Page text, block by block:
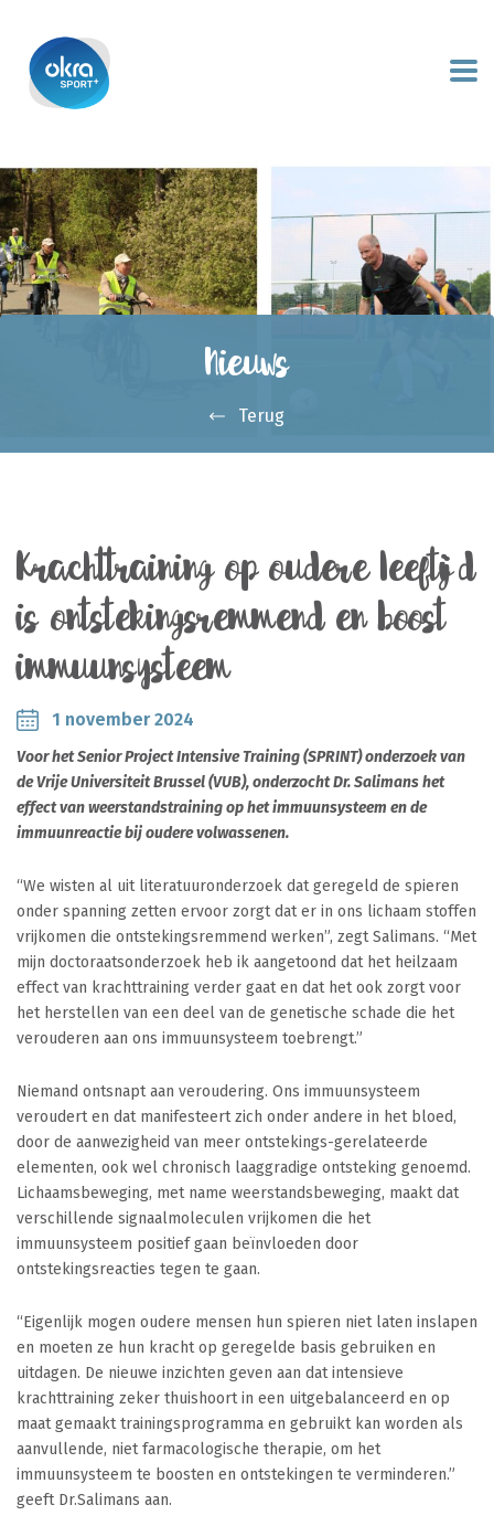
Nieuws
Terug
Krachttraining op oudere leeftijd
is ontstekingsremmend en boost
immuunsysteem
1 november 2024
Voor het Senior Project Intensive Training (SPRINT) onderzoek van
de Vrije Universiteit Brussel (VUB), onderzocht Dr. Salimans het
effect van weerstandstraining op het immuunsysteem en de
immuunreactie bij oudere volwassenen.
“We wisten al uit literatuuronderzoek dat geregeld de spieren
onder spanning zetten ervoor zorgt dat er in ons lichaam stoffen
vrijkomen die ontstekingsremmend werken”, zegt Salimans. “Met
mijn doctoraatsonderzoek heb ik aangetoond dat het heilzaam
effect van krachttraining verder gaat en dat het ook zorgt voor
het herstellen van een deel van de genetische schade die het
verouderen aan ons immuunsysteem toebrengt.”
Niemand ontsnapt aan veroudering. Ons immuunsysteem
veroudert en dat manifesteert zich onder andere in het bloed,
door de aanwezigheid van meer ontstekings-gerelateerde
elementen, ook wel chronisch laaggradige ontsteking genoemd.
Lichaamsbeweging, met name weerstandsbeweging, maakt dat
verschillende signaalmoleculen vrijkomen die het
immuunsysteem positief gaan beïnvloeden door
ontstekingsreacties tegen te gaan.
“Eigenlijk mogen oudere mensen hun spieren niet laten inslapen
en moeten ze hun kracht op geregelde basis gebruiken en
uitdagen. De nieuwe inzichten geven aan dat intensieve
krachttraining zeker thuishoort in een uitgebalanceerd en op
maat gemaakt trainingsprogramma en gebruikt kan worden als
aanvullende, niet farmacologische therapie, om het
immuunsysteem te boosten en ontstekingen te verminderen.”
geeft Dr.Salimans aan.